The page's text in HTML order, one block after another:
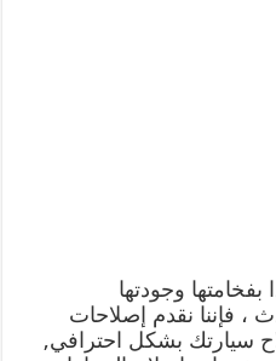
وجودتها
، فإننا نقدم إصلاحات
سيارتك بشكل احترافي,